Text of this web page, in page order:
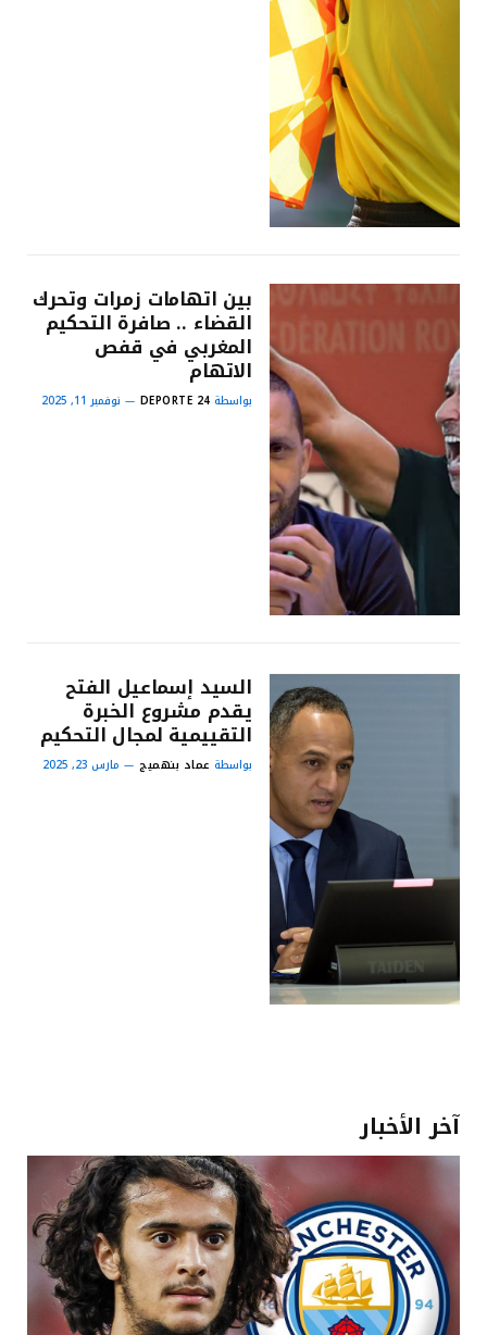
بين اتهامات زمرات وتحرك
القضاء .. صافرة التحكيم
المغربي في قفص
الاتهام
بواسطة DEPORTE 24 نوفمبر 11, 2025
السيد إسماعيل الفتح
يقدم مشروع الخبرة
التقييمية لمجال التحكيم
بواسطة عماد بنهميج مارس 23, 2025
آخر الأخبار